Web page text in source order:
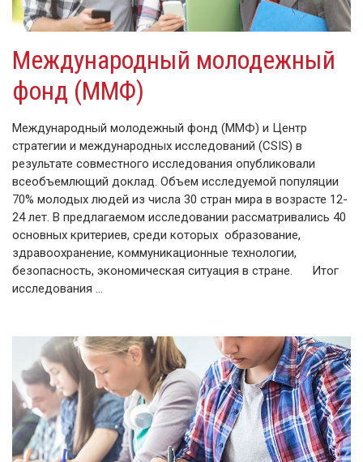
Международный молодежный
фонд (ММФ)
Международный молодежный фонд (ММФ) и Центр
стратегии и международных исследований (CSIS) в
результате совместного исследования опубликовали
всеобъемлющий доклад. Объем исследуемой популяции
70% молодых людей из числа 30 стран мира в возрасте 12-
24 лет. В предлагаемом исследовании рассматривались 40
основных критериев, среди которых образование,
здравоохранение, коммуникационные технологии,
безопасность, экономическая ситуация в стране. Итог
исследования …